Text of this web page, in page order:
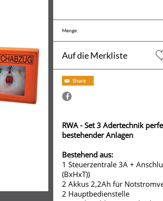
Menge:
Auf die Merkliste
RWA - Set 3 Adertechnik
bestehender Anlagen
Bestehend aus:
1 Steuerzentrale 3A +
(BxHxT))
2 Akkus 2,2Ah für
2 Hauptbedienstelle